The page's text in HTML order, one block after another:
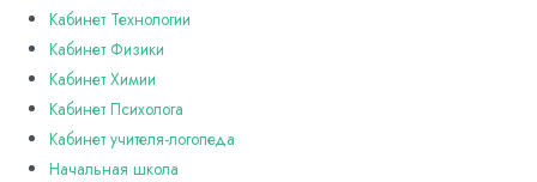
Кабинет Технологии
Кабинет Физики
Кабинет Химии
Кабинет Психолога
Кабинет учителя-логопеда
Начальная школа